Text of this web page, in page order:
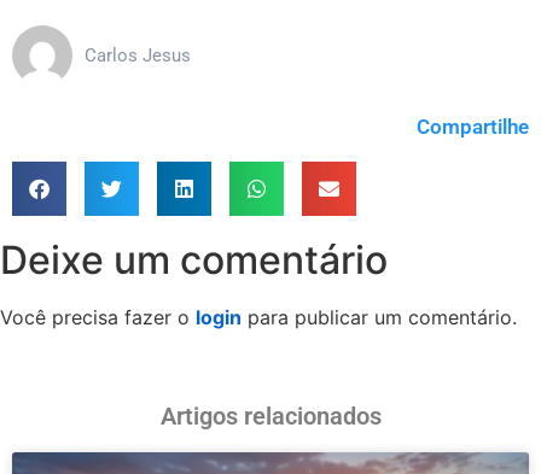
Carlos Jesus
Compartilhe
Deixe um comentário
Você precisa fazer o login para publicar um comentário.
Artigos relacionados